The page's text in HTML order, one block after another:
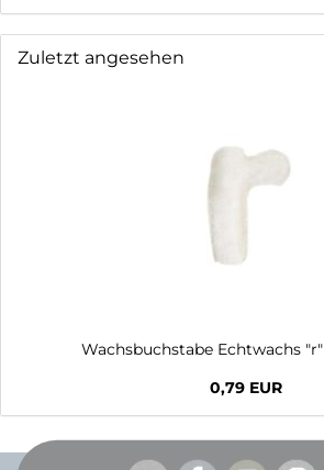
Zuletzt angesehen
Wachsbuchstabe Echtwachs
0,79 EUR